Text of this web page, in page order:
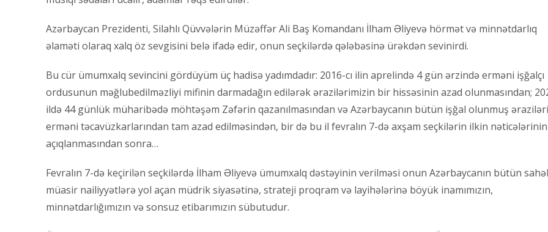
Azərbaycan Prezidenti, Silahlı Qüvvələrin Müzəffər Ali Baş Komandanı İlham Əliyevə hörmət və minnətdarlıq
əlaməti olaraq xalq öz sevgisini belə ifadə edir, onun seçkilərdə qələbəsinə ürəkdən sevinirdi.
Bu cür ümumxalq sevincini gördüyüm üç hadisə yadımdadır: 2016-cı ilin aprelində 4 gün ərzində erməni işğalçı
ordusunun məğlubedilməzliyi mifinin darmadağın edilərək ərazilərimizin bir hissəsinin azad olunmasından;
ildə 44 günlük müharibədə möhtəşəm Zəfərin qazanılmasından və Azərbaycanın bütün işğal olunmuş
erməni təcavüzkarlarından tam azad edilməsindən, bir də bu il fevralın 7-də axşam seçkilərin ilkin nəticələrinin
açıqlanmasından sonra…
Fevralın 7-də keçirilən seçkilərdə İlham Əliyevə ümumxalq dəstəyinin verilməsi onun Azərbaycanın bütün
müasir nailiyyətlərə yol açan müdrik siyasətinə, strateji proqram və layihələrinə böyük inamımızın,
minnətdarlığımızın və sonsuz etibarımızın sübutudur.